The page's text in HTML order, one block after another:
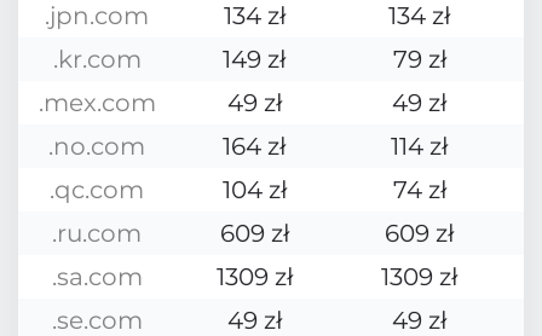
.jpn.com
134 zł
134 zł
.kr.com
149 zł
79 zł
.mex.com
49 zł
49 zł
.no.com
164 zł
114 zł
.qc.com
104 zł
74 zł
.ru.com
609 zł
609 zł
.sa.com
1309 zł 1309 zł
.se.com
49 zł
49 zł